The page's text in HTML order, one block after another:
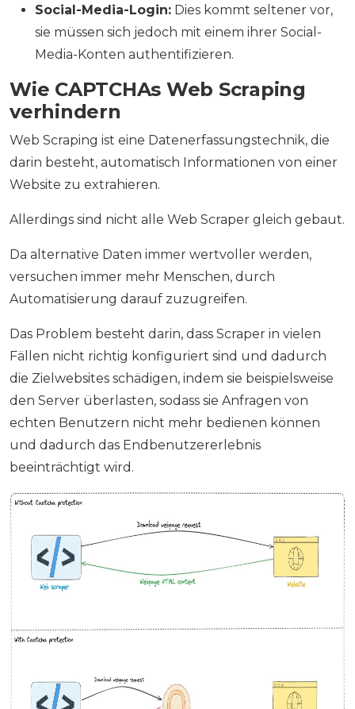
Social-Media-Login: Dies kommt seltener vor,
sie müssen sich jedoch mit einem ihrer Social-
Media-Konten authentifizieren.
Wie CAPTCHAs Web Scraping
verhindern
Web Scraping ist eine Datenerfassungstechnik, die
darin besteht, automatisch Informationen von einer
Website zu extrahieren.
Allerdings sind nicht alle Web Scraper gleich gebaut.
Da alternative Daten immer wertvoller werden,
versuchen immer mehr Menschen, durch
Automatisierung darauf zuzugreifen.
Das Problem besteht darin, dass Scraper in vielen
Fällen nicht richtig konfiguriert sind und dadurch
die Zielwebsites schädigen, indem sie beispielsweise
den Server überlasten, sodass sie Anfragen von
echten Benutzern nicht mehr bedienen können
und dadurch das Endbenutzererlebnis
beeinträchtigt wird.